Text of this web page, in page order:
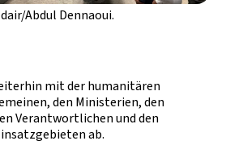
Abdul Dennaoui.
mit der humanitären
den Ministerien, den
Verantwortlichen und den
ab.